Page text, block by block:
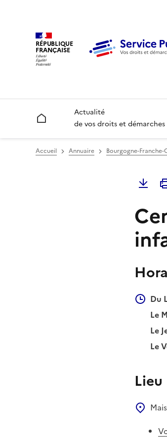
RÉPUBLIQUE
FRANÇAISE
Accueil
Actualité
de vos droits et démarches
Accueil Annuaire Bourgogne-Franche-
Du
Le
Le
Le
Lieu